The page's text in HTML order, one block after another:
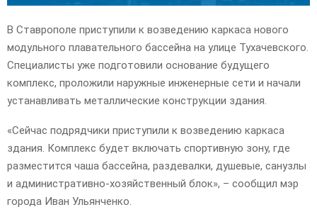
В Ставрополе приступили к возведению каркаса нового
модульного плавательного бассейна на улице Тухачевского.
Специалисты уже подготовили основание будущего
комплекс, проложили наружные инженерные сети и начали
устанавливать металлические конструкции здания.
«Сейчас подрядчики приступили к возведению каркаса
здания. Комплекс будет включать спортивную зону, где
разместится чаша бассейна, раздевалки, душевые, санузлы
и административно-хозяйственный блок», – сообщил мэр
города Иван Ульянченко.